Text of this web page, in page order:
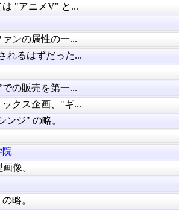
"アニメV" と...
ンの属性の一...
れるはずだった...
の販売を第一...
クス企画、"ギ...
ンジ" の略。
院
像。
略。